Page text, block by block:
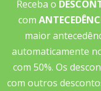
Receba o
com
maior
automaticamente
com 50%. Os
com outros